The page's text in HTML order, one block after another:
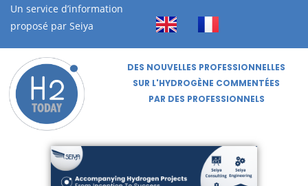
Un service d’information
proposé par Seiya
DES NOUVELLES PROFESSIONNELLES
SUR L'HYDROGÈNE COMMENTÉES
PAR DES PROFESSIONNELS